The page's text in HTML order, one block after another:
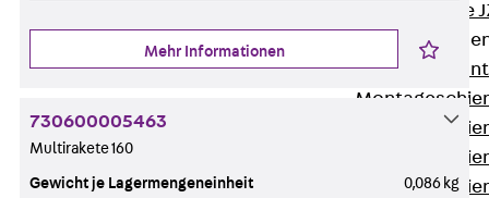
Ankerschiene
Zurück
Mehr Informationen
730600005463
Multirakete 160
Gewicht je Lagermengeneinheit 0,086 kg